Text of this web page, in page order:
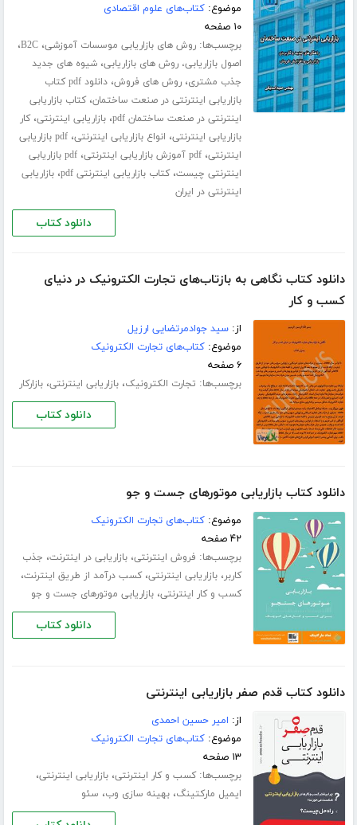
موضوع:کتاب‌های علوم اقتصادی
۱۰ صفحه
برچسب‌ها:روش های بازاریابی موسسات آموزشی،B2C،
اصول بازاریابی، روش های بازاریابی،شیوه های جدید
جذب مشتری،روش های فروش،
دانلود pdf کتاب
بازاریابی اینترنتی در صنعت ساختمان،کتاب بازاریابی
اینترنتی در صنعت ساختمان pdf
،بازاریابی اینترنتی،کار
بازاریابی اینترنتی، انواع بازاریابی اینترنتی،
pdf بازاریابی
اینترنتی،pdf آموزش بازاریابی اینترنتی ،
pdf بازاریابی
اینترنتی چیست،کتاب بازاریابی اینترنتی pdf ،بازاریابی
اینترنتی در ایران
دانلود کتاب
دانلود کتاب نگاهی به بازتاب‌های تجارت الکترونیک در دنیای
کسب و کار
از:سید جوادمرتضایی ارزیل
موضوع:کتاب‌های تجارت الکترونیک
۶ صفحه
برچسب‌ها: تجارت الکترونیک،بازاریابی اینترنتی،بازارکار
دانلود کتاب
دانلود کتاب بازاریابی موتورهای جست و جو
موضوع:کتاب‌های تجارت الکترونیک
۴۲ صفحه
برچسب‌ها: فروش اینترنتی،بازاریابی در اینترنت، جذب
کاربر،بازاریابی اینترنتی،کسب درآمد از طریق اینترنت،
کسب و کار اینترنتی،بازاریابی موتورهای جست و جو
دانلود کتاب
دانلود کتاب قدم صفر بازاریابی اینترنتی
از: امیر حسین احمدی
موضوع:کتاب‌های تجارت الکترونیک
۱۳ صفحه
برچسب‌ها:کسب و کار اینترنتی،بازاریابی اینترنتی،
ایمیل مارکتینگ،بهینه سازی وب، سئو